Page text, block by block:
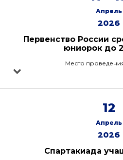
Апрель
2026
Первенство России
юниорок до
Место
12
Апрель
2026
Спартакиада